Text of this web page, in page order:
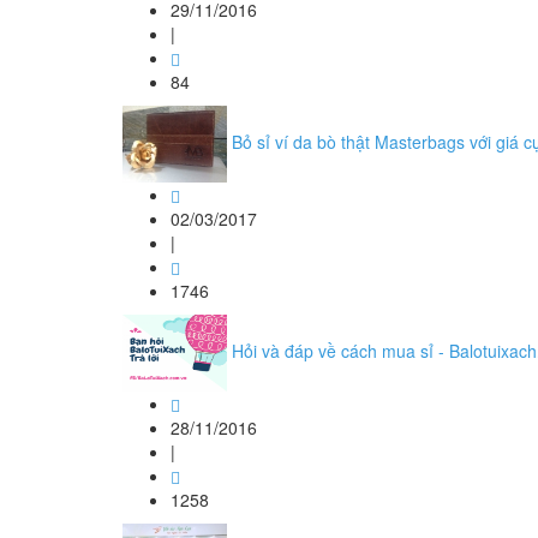
29/11/2016
|
84
Bỏ sỉ ví da bò thật Masterbags với giá
02/03/2017
|
1746
Hỏi và đáp về cách mua sỉ -
28/11/2016
|
1258